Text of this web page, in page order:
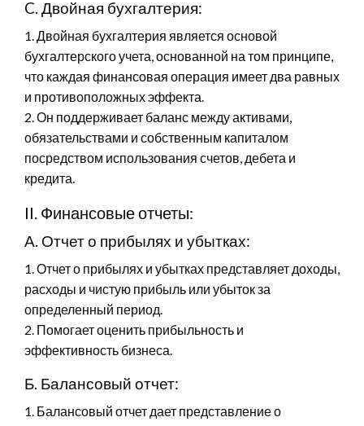
C. Двойная бухгалтерия:
1. Двойная бухгалтерия является основой
бухгалтерского учета, основанной на том принципе,
что каждая финансовая операция имеет два равных
и противоположных эффекта.
2. Он поддерживает баланс между активами,
обязательствами и собственным капиталом
посредством использования счетов, дебета и
кредита.
II. Финансовые отчеты:
А. Отчет о прибылях и убытках:
1. Отчет о прибылях и убытках представляет доходы,
расходы и чистую прибыль или убыток за
определенный период.
2. Помогает оценить прибыльность и
эффективность бизнеса.
Б. Балансовый отчет:
1. Балансовый отчет дает представление о